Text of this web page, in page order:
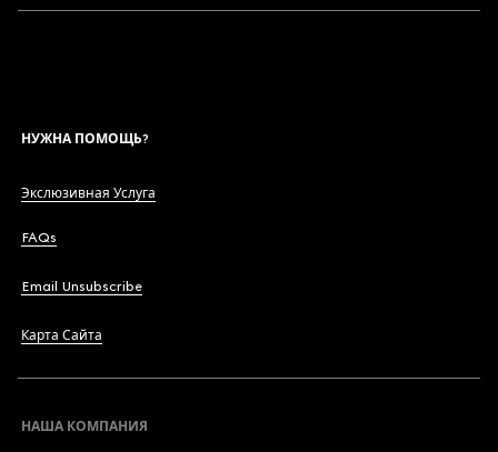
НУЖНА ПОМОЩЬ?
Экслюзивная Услуга
FAQs
Email Unsubscribe
Карта Сайта
НАША КОМПАНИЯ